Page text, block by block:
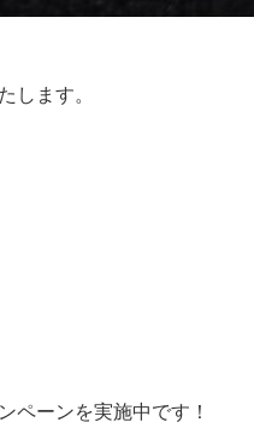
します。
ペーンを実施中です！